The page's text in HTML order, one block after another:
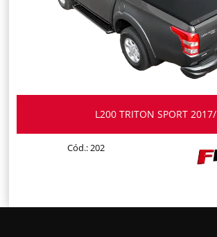
L200 TRITON SPORT 2017/
Cód.: 202